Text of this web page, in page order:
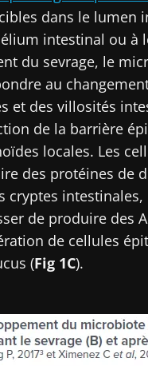
dans le lumen
intestinal ou à
du sevrage, le
au
et des villosités
de la barrière
locales. Les
des protéines de
cryptes
de produire des
de cellules
(Fig 1C).
Être
Rester
Je
J’ai lu et
Microbiota
* Champs
BMI 20-35
Impact des
microbiotes
santé
Lire l'article